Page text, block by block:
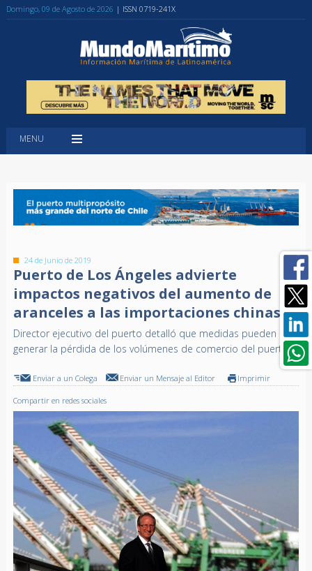
Domingo, 09 de Agosto de 2026 | ISSN 0719-241X
MENU
24 de Junio de 2019
Puerto de Los Ángeles advierte
impactos negativos del aumento de
aranceles a las importaciones chinas
Director ejecutivo del puerto detalló que medidas pueden
generar la pérdida de los volúmenes de comercio del puerto
Enviar a un Colega Enviar un Mensaje al Editor Imprimir
Compartir en redes sociales